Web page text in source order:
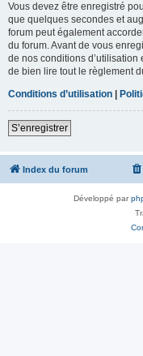
Vous devez être enregistré
que quelques secondes et
forum peut également
du forum. Avant de vous
de nos conditions
de bien lire tout le règlement
Conditions d’utilisation |
S’enregistrer
Index du forum
Développé par